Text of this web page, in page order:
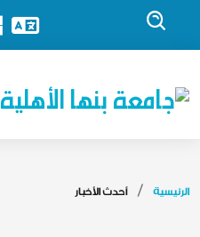
جامعة بنها الأهلية
الرئيسية أحدث الأخبار